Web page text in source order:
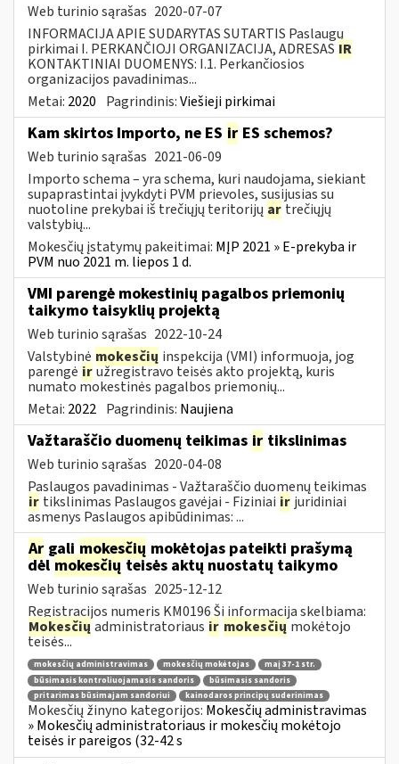
Web turinio sąrašas 2020-07-07
INFORMACIJA APIE SUDARYTAS SUTARTIS Paslaugų
pirkimai I. PERKANČIOJI ORGANIZACIJA, ADRESAS IR
KONTAKTINIAI DUOMENYS: I.1. Perkančiosios
organizacijos pavadinimas...
Metai: 2020 Pagrindinis:Viešieji pirkimai
Kam skirtos Importo, ne ES ir ES schemos?
Web turinio sąrašas 2021-06-09
Importo schema – yra schema, kuri naudojama, siekiant
supaprastintai įvykdyti PVM prievoles, susijusias su
nuotoline prekybai iš trečiųjų teritorijų ar trečiųjų
valstybių...
Mokesčių įstatymų pakeitimai: MĮP 2021 » E-prekyba ir
PVM nuo 2021 m. liepos 1 d.
VMI parengė mokestinių pagalbos priemonių
taikymo taisyklių projektą
Web turinio sąrašas 2022-10-24
Valstybinė mokesčių inspekcija (VMI) informuoja, jog
parengė iružregistravo teisės akto projektą, kuris
numato mokestinės pagalbos priemonių...
Metai: 2022 Pagrindinis: Naujiena
Važtaraščio duomenų teikimas ir tikslinimas
Web turinio sąrašas 2020-04-08
Paslaugos pavadinimas - Važtaraščio duomenų teikimas
ir tikslinimas Paslaugos gavėjai - Fiziniai ir juridiniai
asmenys Paslaugos apibūdinimas: ...
Ar gali mokesčių mokėtojas pateikti prašymą
dėl mokesčiųteisės aktų nuostatų taikymo
Web turinio sąrašas 2025-12-12
Registracijos numeris KM0196 Ši informacija skelbiama:
Mokesčių administratoriaus ir mokesčių mokėtojo
teisės...
mokesčių administravimas mokesčių mokėtojas
maį 37-1 str.
būsimasis kontroliuojamasis sandoris
būsimasis sandoris
pritarimas būsimajam sandoriui
kainodaros principų suderinimas
Mokesčių žinyno kategorijos: Mokesčių administravimas
» Mokesčių administratoriaus ir mokesčių mokėtojo
teisės ir pareigos (32-42 s